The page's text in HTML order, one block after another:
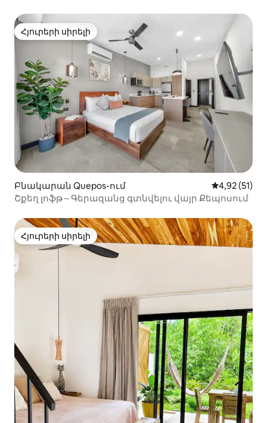
Հյուրերի սիրելի
Հյուրերի սիրելի
Բնակարան Quepos-ում Միջին
4,92 (51)
Շքեղ լոֆթ – Գերազանց գտնվելու վայր Քեպոսում
Հյուրերի սիրելի
Հյուրերի սիրելի